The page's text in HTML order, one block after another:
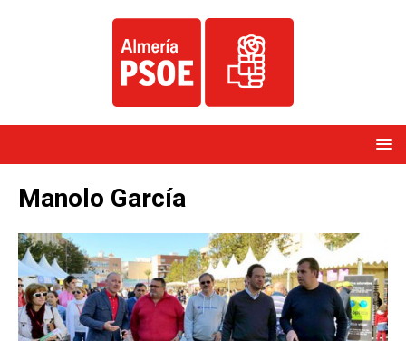
Manolo García